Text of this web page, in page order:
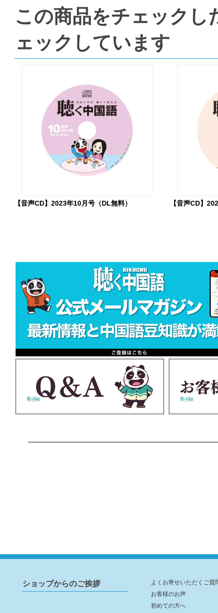
この商品をチェックし
ェックしています
【音声CD】2023年10月号（DL無料） 【音声CD】
ショップからのご挨拶
よくお寄せいただくご質
お客様のお声
初めての方へ